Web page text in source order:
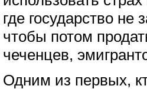
где государство не
чтобы потом
чеченцев,
Одним из первых,